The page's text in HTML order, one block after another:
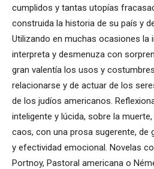
cumplidos y tantas utopías
construida la historia de su país y
Utilizando en muchas ocasiones la
interpreta y desmenuza con
gran valentía los usos y
relacionarse y de actuar de los
de los judíos americanos.
inteligente y lúcida, sobre la
caos, con una prosa sugerente, de
y efectividad emocional. Novelas
Portnoy, Pastoral americana o